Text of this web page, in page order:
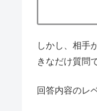
しかし、相手
きなだけ質問
回答内容のレ